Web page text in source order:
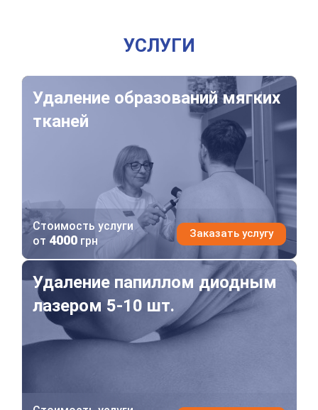
УСЛУГИ
Удаление образований мягких тканей
Удаление образований мягких
тканей
Стоимость услуги
от 4000грн
Заказать услугу
Удаление папиллом диодным лазером 5-10 шт.
Удаление папиллом диодным
лазером 5-10 шт.